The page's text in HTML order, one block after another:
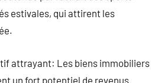
estivales, qui attirent les
attrayant: Les biens immobiliers
un fort potentiel de revenus